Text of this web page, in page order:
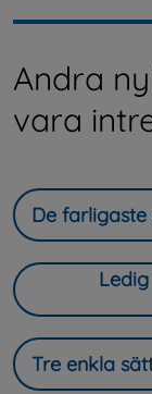
Andra
vara
De
Tre enkla